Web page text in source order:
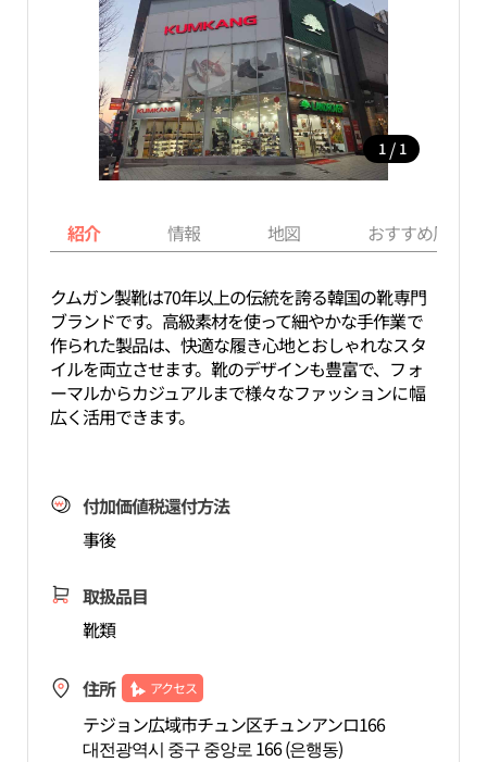
1 / 1
紹介 情報 地図 おすすめ周辺
クムガン製靴は70年以上の伝統を誇る韓国の靴専門
ブランドです。高級素材を使って細やかな手作業で
作られた製品は、快適な履き心地とおしゃれなスタ
イルを両立させます。靴のデザインも豊富で、フォ
ーマルからカジュアルまで様々なファッションに幅
広く活用できます。
付加価値税還付方法
事後
取扱品目
靴類
住所 アクセス
テジョン広域市チュン区チュンアンロ166
대전광역시 중구 중앙로 166 (은행동)